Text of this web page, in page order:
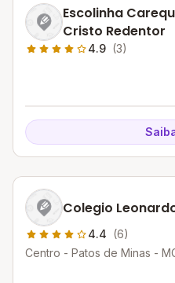
Escolinha
Cristo Redentor
4.9 (3)
Colegio
4.4 (6)
Centro - Patos de Minas -